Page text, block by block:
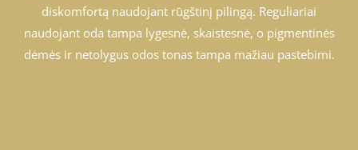
diskomfortą naudojant rūgštinį pilingą. Reguliariai
naudojant oda tampa lygesnė, skaistesnė, o pigmentinės
dėmės ir netolygus odos tonas tampa mažiau pastebimi.